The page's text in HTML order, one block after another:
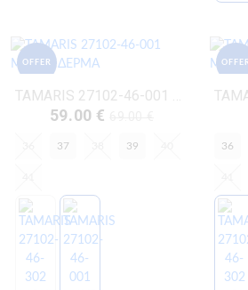
OFFER
TAMARIS 27102-46-001 ΜΑΥΡΟ ΔΕΡΜΑ
59.00 €
37 39 36